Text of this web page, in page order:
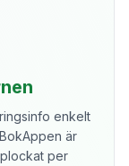
enkelt
är
per